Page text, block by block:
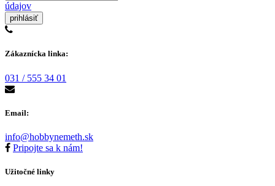
údajov
Zákaznícka linka:
031 / 555 34 01
Email:
info@hobbynemeth.sk
Pripojte sa k nám!
Užitočné linky